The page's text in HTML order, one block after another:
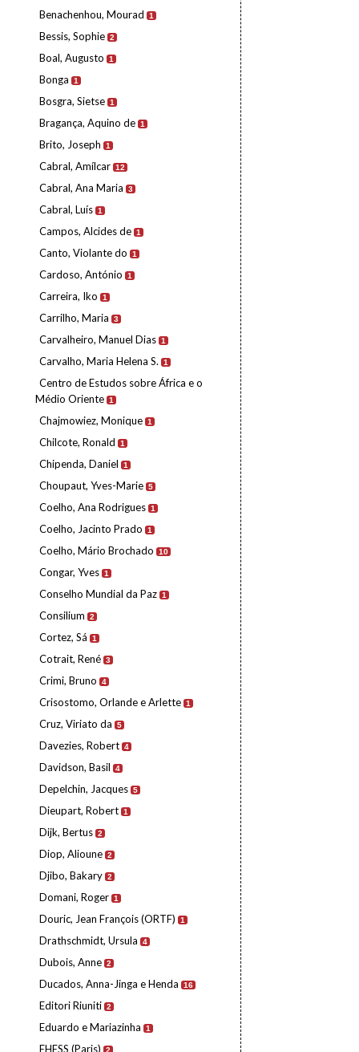
Benachenhou, Mourad 1
Bessis, Sophie 2
Boal, Augusto 1
Bonga 1
Bosgra, Sietse 1
Bragança, Aquino de 1
Brito, Joseph 1
Cabral, Amílcar 12
Cabral, Ana Maria 3
Cabral, Luís 1
Campos, Alcides de 1
Canto, Violante do 1
Cardoso, António 1
Carreira, Iko 1
Carrilho, Maria 3
Carvalheiro, Manuel Dias 1
Carvalho, Maria Helena S. 1
Centro de Estudos sobre África e o
Médio Oriente 1
Chajmowiez, Monique 1
Chilcote, Ronald 1
Chipenda, Daniel 1
Choupaut, Yves-Marie 5
Coelho, Ana Rodrigues 1
Coelho, Jacinto Prado 1
Coelho, Mário Brochado 10
Congar, Yves 1
Conselho Mundial da Paz 1
Consilium 2
Cortez, Sá 1
Cotrait, René 3
Crimi, Bruno 4
Crisostomo, Orlande e Arlette 1
Cruz, Viriato da 5
Davezies, Robert 4
Davidson, Basil 4
Depelchin, Jacques 5
Dieupart, Robert 1
Dijk, Bertus 2
Diop, Alioune 2
Djibo, Bakary 2
Domani, Roger 1
Douric, Jean François (ORTF) 1
Drathschmidt, Ursula 4
Dubois, Anne 2
Ducados, Anna-Jinga e Henda 16
Editori Riuniti 2
Eduardo e Mariazinha 1
EHESS (Paris) 2